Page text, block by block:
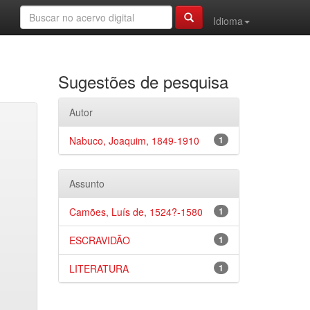
Idioma
Sugestões de pesquisa
Autor
1
Nabuco, Joaquim, 1849-1910
Assunto
1
Camões, Luís de, 1524?-1580
1
ESCRAVIDÃO
1
LITERATURA